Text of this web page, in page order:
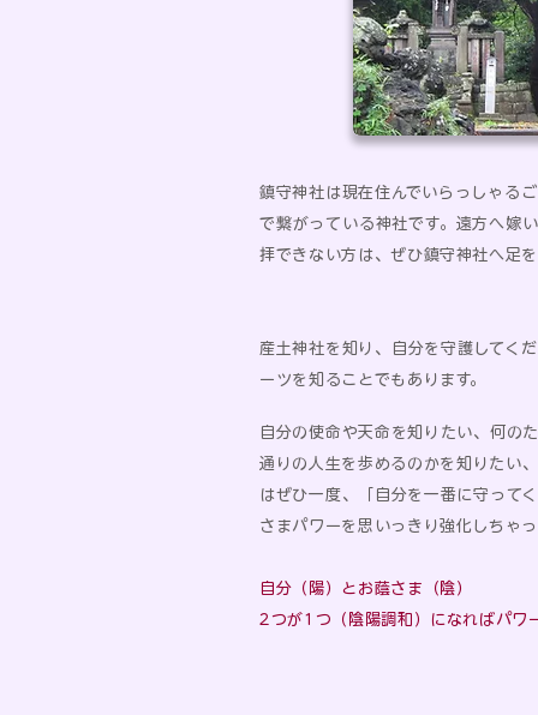
鎮守神社は現在住んでいらっしゃる
で繋がっている神社です。遠方へ嫁
拝できない方は、ぜひ鎮守神社へ足
産土神社を知り、自分を守護してく
ーツを知ることでもあります。
自分の使命や天命を知りたい、何の
通りの人生を歩めるのかを知りたい
はぜひ一度、「自分を一番に守って
さまパワーを思いっきり強化しちゃ
自分（陽）とお蔭さま（陰）
2つが1つ（陰陽調和）になればパワ